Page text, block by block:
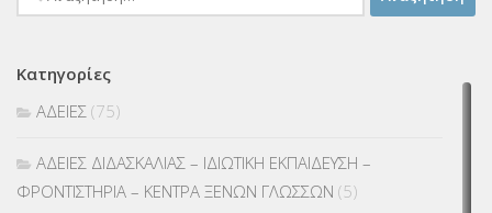
για:
Κατηγορίες
ΑΔΕΙΕΣ (75)
ΑΔΕΙΕΣ ΔΙΔΑΣΚΑΛΙΑΣ – ΙΔΙΩΤΙΚΗ ΕΚΠΑΙΔΕΥΣΗ –
ΦΡΟΝΤΙΣΤΗΡΙΑ – ΚΕΝΤΡΑ ΞΕΝΩΝ ΓΛΩΣΣΩΝ (5)